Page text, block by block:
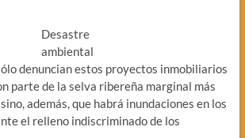
Desastre
ambiental
denuncian estos proyectos inmobiliarios
parte de la selva ribereña marginal más
además, que habrá inundaciones en los
el relleno indiscriminado de los